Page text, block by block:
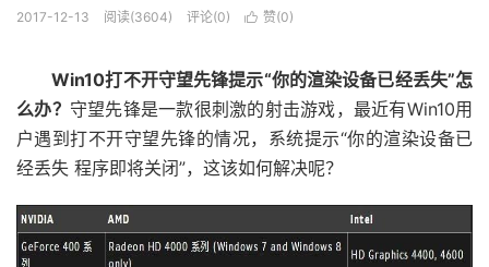
2017-12-13 阅读(3604) 评论(0)  赞(0)
Win10打不开守望先锋提示“你的渲染设备已经丢失”怎
么办？ 守望先锋是一款很刺激的射击游戏，最近有Win10用
户遇到打不开守望先锋的情况，系统提示“你的渲染设备已
经丢失 程序即将关闭”，这该如何解决呢？